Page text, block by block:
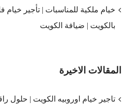
خيام ملكية للمناسبات | تأجير خيام
بالكويت | ضيافة الكويت
المقالات الاخيرة
تاجير خيام اوروبيه الكويت | حلول